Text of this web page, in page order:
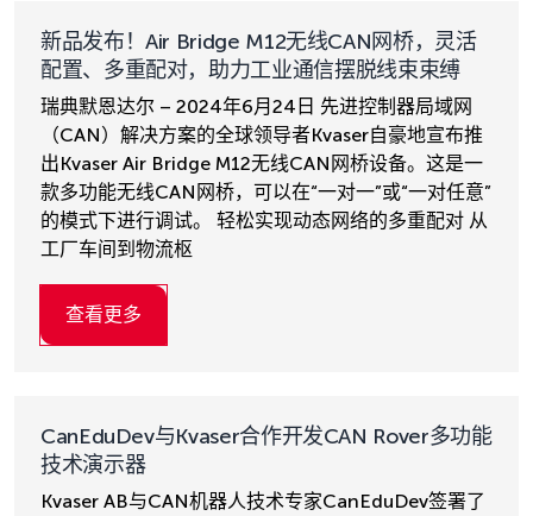
新品发布！Air Bridge M12无线CAN网桥，灵活
配置、多重配对，助力工业通信摆脱线束束缚
瑞典默恩达尔 – 2024年6月24日 先进控制器局域网
（CAN）解决方案的全球领导者Kvaser自豪地宣布推
出Kvaser Air Bridge M12无线CAN网桥设备。这是一
款多功能无线CAN网桥，可以在“一对一”或“一对任意”
的模式下进行调试。 轻松实现动态网络的多重配对 从
工厂车间到物流枢
查看更多
CanEduDev与Kvaser合作开发CAN Rover多功能
技术演示器
Kvaser AB与CAN机器人技术专家CanEduDev签署了